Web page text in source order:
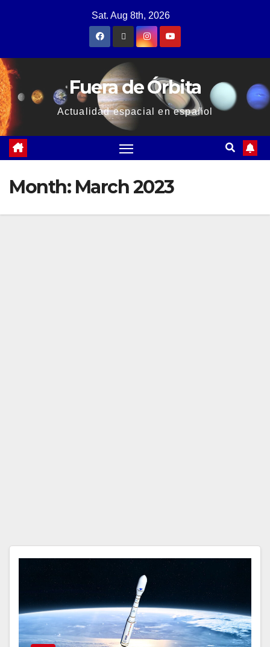
Sat. Aug 8th, 2026
Fuera de Órbita
Actualidad espacial en español
Month: March 2023